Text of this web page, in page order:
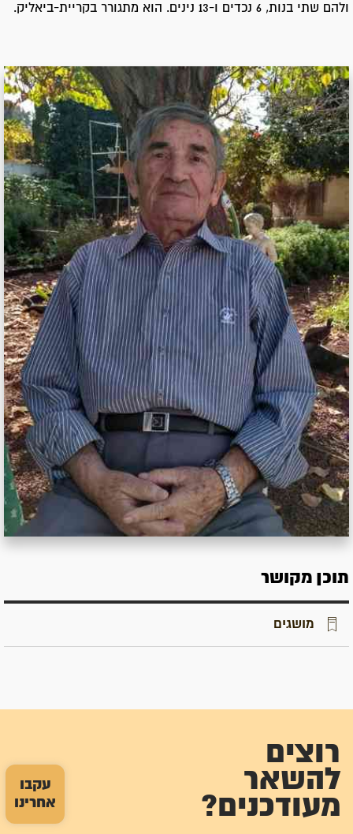
עקבו
אחרינו
ולהם שתי בנות, 6 נכדים ו-13 נינים. הוא מתגורר בקריית-ביאליק.
תוכן מקושר
מושגים
רוצים
להשאר
מעודכנים?